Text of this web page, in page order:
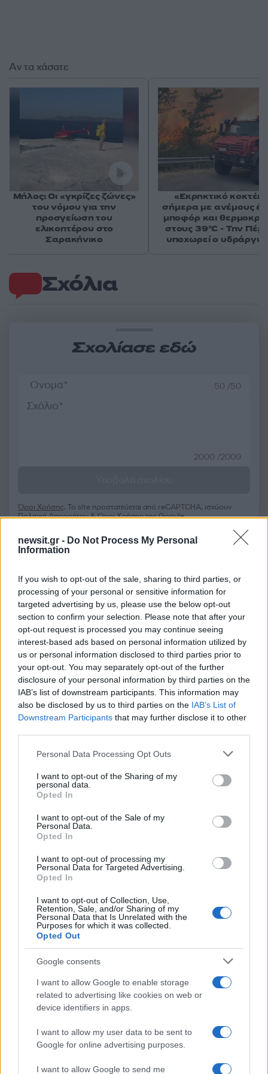
newsit.gr - Do Not Process My Personal
Information
If you wish to opt-out of the sale, sharing to third parties, or
processing of your personal or sensitive information for
targeted advertising by us, please use the below opt-out
section to confirm your selection. Please note that after your
opt-out request is processed you may continue seeing
interest-based ads based on personal information utilized by
us or personal information disclosed to third parties prior to
your opt-out. You may separately opt-out of the further
disclosure of your personal information by third parties on the
IAB’s list of downstream participants. This information may
also be disclosed by us to third parties on the IAB’s List of
Downstream Participants that may further disclose it to other
Please note that this website/app uses one or more Google
not limited to your visit or usage behaviour. You may click to
grant or deny consent to Google and its third-party tags to
use your data for below specified purposes in below Google
consent section.
Personal Data Processing Opt Outs
I want to opt-out of the Sharing of my
personal data.
Opted In
I want to opt-out of the Sale of my
Personal Data.
Opted In
I want to opt-out of processing my
Personal Data for Targeted Advertising.
Opted In
I want to opt-out of Collection, Use,
Retention, Sale, and/or Sharing of my
Personal Data that Is Unrelated with the
Purposes for which it was collected.
Opted Out
Google consents
I want to allow Google to enable storage
related to advertising like cookies on web or
device identifiers in apps.
I want to allow my user data to be sent to
Google for online advertising purposes.
I want to allow Google to send me
Σχόλια
Σχολίασε εδώ
50 /50
2000 /2000
Όροι Χρήσης. Το site προστατεύεται από reCAPTCHA, ισχύουν
Πολιτική Απορρήτου&Όροι Χρήσηςτης Google.
Επιχειρήσεις
Share:
Ακολουθήστε το Νewsit.gr στοGoogle Newsκαι
ενημερωθείτε πρώτοι για όλη την ειδησεογραφία και τα
τελευταία νέατης ημέρας
Αν τα χάσατε
Μήλος: Οι «γκρίζες ζώνες»
του νόμου για την
προσγείωση του
ελικοπτέρου στο
Σαρακήνικο
«Εκρηκτικό
σήμερα με ανέμους
μποφόρ και
στους 39°C - Την
υποχωρεί ο
Πιο δημοφιλή
1
τους για να κάνουν μπάνιο
Μπρίτνεϊ Σπίαρς: Έκανε αποτυχημένο
μπότοξ και ανέβασε στο Instagram την
εμπειρία της
πισίνα, δε θα είχα θρηνήσει το παιδί μου» –
Η σπαρακτική περιγραφή του πατέρα και
τα κενά στους ισχυρισμούς του ιδιοκτήτη
Γιάννης Παπαμιχαήλ: «Η απαγόρευση
αφορά στη χρήση της εικόνας και της
Ο δημοσιογράφος Βασίλης Τσεκούρας
ανακοίνωσε ότι παντρεύεται τη σύντροφό
του, Γωγώ Μπαλή
Πιο σχολιασμένα
Στην Κρήτη ο Κυριάκος Μητσοτάκης,
συνεχίζει τις ολιγοήμερες διακοπές του –
Το οικονομικό πρόγραμμα της ΕΛΑΣ που
θα παρουσιάσει ο Αλέξης Τσίπρας στη